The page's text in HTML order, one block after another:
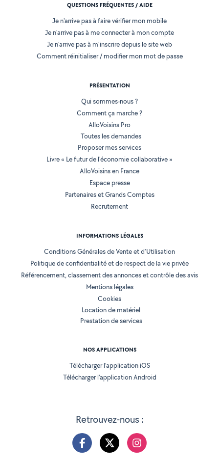
Retrouvez-nous :
QUESTIONS FRÉQUENTES / AIDE
Je n'arrive pas à faire vérifier mon mobile
Je n'arrive pas à me connecter à mon compte
Je n'arrive pas à m'inscrire depuis le site web
Comment réinitialiser / modifier mon mot de passe
PRÉSENTATION
Qui sommes-nous ?
Comment ça marche ?
AlloVoisins Pro
Toutes les demandes
Proposer mes services
Livre « Le futur de l'économie collaborative »
AlloVoisins en France
Espace presse
Partenaires et Grands Comptes
Recrutement
INFORMATIONS LÉGALES
Conditions Générales de Vente et d'Utilisation
Politique de confidentialité et de respect de la vie privée
Référencement, classement des annonces et contrôle des avis
Mentions légales
Cookies
Location de matériel
Prestation de services
NOS APPLICATIONS
Télécharger l’application iOS
Télécharger l’application Android